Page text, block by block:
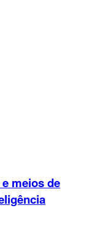
meios de